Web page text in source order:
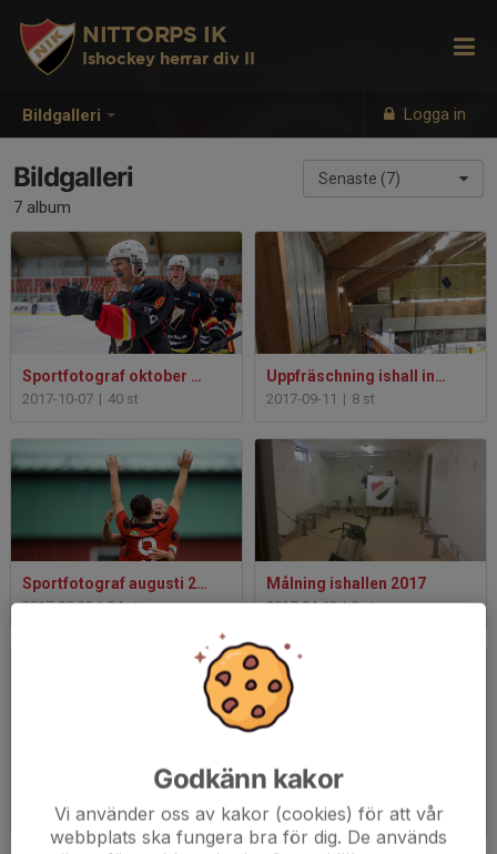
Bildgalleri Logga in
NITTORPS IK
Ishockey herrar div II
Senaste (7)
Bildgalleri
7 album
Sportfotograf oktober 2017
2017-10-07 | 40 st
Uppfräschning ishall inne 2017
2017-09-11 | 8 st
Sportfotograf augusti 2017
2017-08-23 | 34 st
Målning ishallen 2017
2017-04-13 | 2 st
Lillsjöns Salonger 2016
2016-12-04 | 4 st
Ishallen
2016-10-19 | 36 st
Godkänn kakor
Vi använder oss av kakor (cookies) för att vår
webbplats ska fungera bra för dig. De används